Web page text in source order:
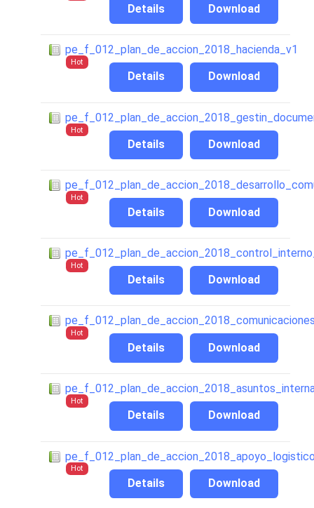
Download
Details
pe_f_012_plan_de_accion_2018_hacienda_v1
Hot
Download
Details
Hot
Download
Details
Hot
Download
Details
Hot
Download
Details
Hot
Download
Details
Hot
Download
Details
Hot
Download
Details